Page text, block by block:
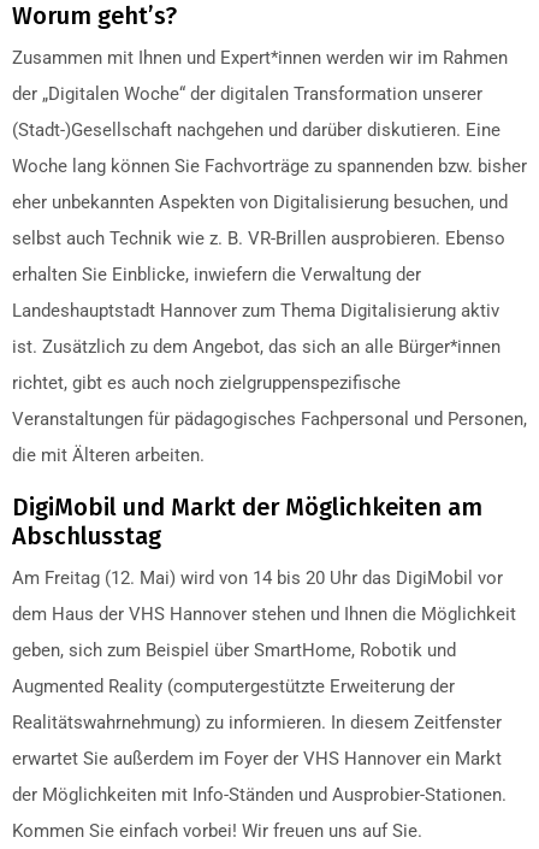
Worum geht’s?
Zusammen mit Ihnen und Expert*innen werden wir im Rahmen
der „Digitalen Woche“ der digitalen Transformation unserer
(Stadt-)Gesellschaft nachgehen und darüber diskutieren. Eine
Woche lang können Sie Fachvorträge zu spannenden bzw. bisher
eher unbekannten Aspekten von Digitalisierung besuchen, und
selbst auch Technik wie z. B. VR-Brillen ausprobieren. Ebenso
erhalten Sie Einblicke, inwiefern die Verwaltung der
Landeshauptstadt Hannover zum Thema Digitalisierung aktiv
ist. Zusätzlich zu dem Angebot, das sich an alle Bürger*innen
richtet, gibt es auch noch zielgruppenspezifische
Veranstaltungen für pädagogisches Fachpersonal und Personen,
die mit Älteren arbeiten.
DigiMobil und Markt der Möglichkeiten am
Abschlusstag
Am Freitag (12. Mai) wird von 14 bis 20 Uhr das DigiMobil vor
dem Haus der VHS Hannover stehen und Ihnen die Möglichkeit
geben, sich zum Beispiel über SmartHome, Robotik und
Augmented Reality (computergestützte Erweiterung der
Realitätswahrnehmung) zu informieren. In diesem Zeitfenster
erwartet Sie außerdem im Foyer der VHS Hannover ein Markt
der Möglichkeiten mit Info-Ständen und Ausprobier-Stationen.
Kommen Sie einfach vorbei! Wir freuen uns auf Sie.